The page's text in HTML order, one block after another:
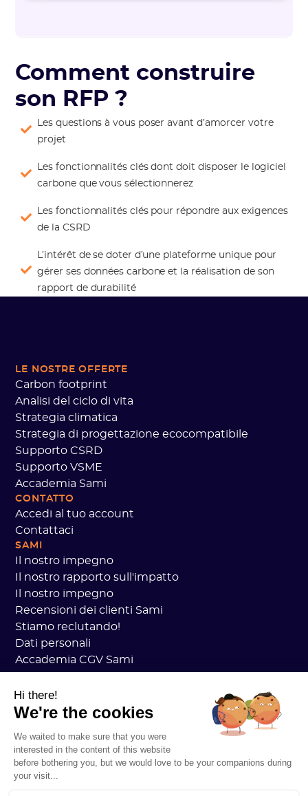
Comment construire
son RFP ?
Les questions à vous poser avant d’amorcer votre
projet
Les fonctionnalités clés dont doit disposer le logiciel
carbone que vous sélectionnerez
Les fonctionnalités clés pour répondre aux exigences
de la CSRD
L’intérêt de se doter d’une plateforme unique pour
gérer ses données carbone et la réalisation de son
rapport de durabilité
LE NOSTRE OFFERTE
Carbon footprint
Analisi del ciclo di vita
Strategia climatica
Strategia di progettazione ecocompatibile
Supporto CSRD
Supporto VSME
Accademia Sami
CONTATTO
Accedi al tuo account
Contattaci
SAMI
Il nostro impegno
Il nostro rapporto sull'impatto
Il nostro impegno
Recensioni dei clienti Sami
Stiamo reclutando!
Dati personali
Accademia CGV Sami
Stato dei servizi
Informazioni legali
Piano generale sul carbonio
Pratica Open Carbon
Storie di clienti
Hi there!
We're the cookies
We waited to make sure that you were
interested in the content of this website
before bothering you, but we would love to be your companions during
your visit...